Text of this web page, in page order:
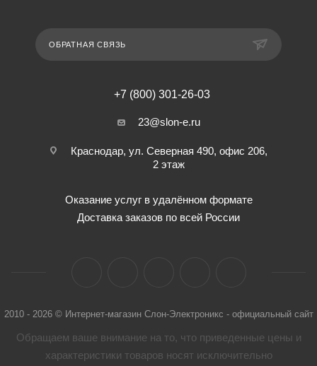
ОБРАТНАЯ СВЯЗЬ
+7 (800) 301-26-03
23@slon-e.ru
Краснодар, ул. Северная 490, офис 206,
2 этаж
Оказание услуг в удалённом формате
Доставка заказов по всей России
2010 - 2026 © Интернет-магазин Слон-Электроникс - официальный сайт
Обращаем ваше внимание на то, что приведенные цены и
характеристики товaров носят исключительно